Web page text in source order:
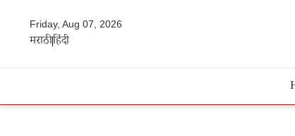
Friday, Aug 07, 2026
मराठीहिंदी